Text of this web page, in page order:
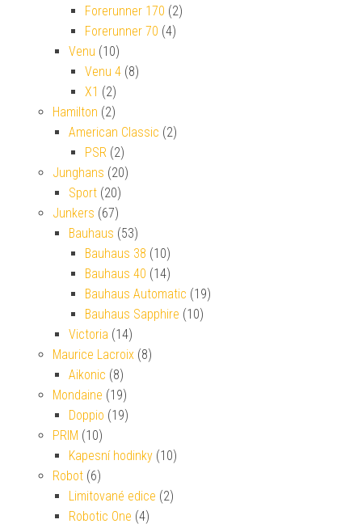
Forerunner 170 (2)
Forerunner 70 (4)
Venu (10)
Venu 4 (8)
X1 (2)
Hamilton (2)
American Classic (2)
PSR (2)
Junghans (20)
Sport (20)
Junkers (67)
Bauhaus (53)
Bauhaus 38 (10)
Bauhaus 40 (14)
Bauhaus Automatic (19)
Bauhaus Sapphire (10)
Victoria (14)
Maurice Lacroix (8)
Aikonic (8)
Mondaine (19)
Doppio (19)
PRIM (10)
Kapesní hodinky (10)
Robot (6)
Limitované edice (2)
Robotic One (4)